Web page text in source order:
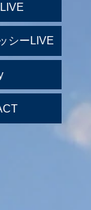
シーLIVE